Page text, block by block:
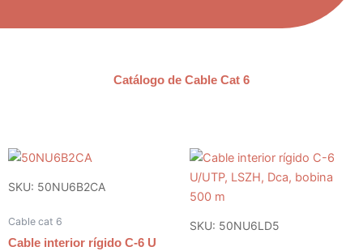
Catálogo de Cable Cat 6
SKU: 50NU6B2CA
Cable cat 6
Cable interior rígido C-6 U
SKU: 50NU6LD5